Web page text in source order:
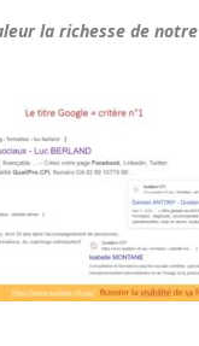
la richesse de notre